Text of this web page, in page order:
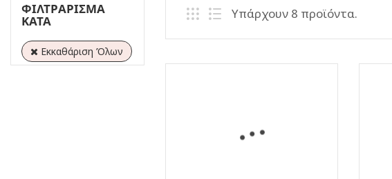
ΦΙΛΤΡΆΡΙΣΜΑ
ΚΑΤΆ
Εκκαθάριση Όλων
Υπάρχουν 8 προϊόντα.